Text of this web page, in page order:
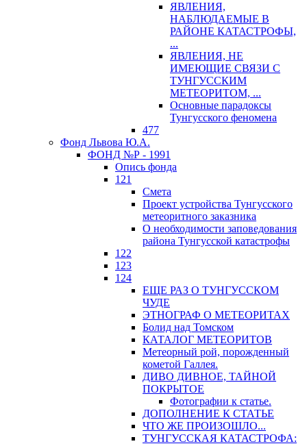
ЯВЛЕНИЯ,
НАБЛЮДАЕМЫЕ В
РАЙОНЕ КАТАСТРОФЫ,
...
ЯВЛЕНИЯ, НЕ
ИМЕЮЩИЕ СВЯЗИ С
ТУНГУССКИМ
МЕТЕОРИТОМ, ...
Основные парадоксы
Тунгусского феномена
477
Фонд Львова Ю.А.
ФОНД №Р - 1991
Опись фонда
121
Смета
Проект устройства Тунгусского
метеоритного заказника
О необходимости заповедования
района Тунгусской катастрофы
122
123
124
ЕЩЕ РАЗ О ТУНГУССКОМ
ЧУДЕ
ЭТНОГРАФ О МЕТЕОРИТАХ
Болид над Томском
КАТАЛОГ МЕТЕОРИТОВ
Метеорный рой, порожденный
кометой Галлея.
ДИВО ДИВНОЕ, ТАЙНОЙ
ПОКРЫТОЕ
Фотографии к статье.
ДОПОЛНЕНИЕ К СТАТЬЕ
ЧТО ЖЕ ПРОИЗОШЛО...
ТУНГУССКАЯ КАТАСТРОФА: